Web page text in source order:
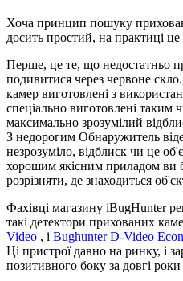
Хоча принцип пошуку
досить простий, на практиці це
Перше, це те, що недостатньо
подивитися через червоне
камер виготовлені з
спеціально виготовлені таким
максимально зрозумілий
З недорогим Обнаружитель
незрозуміло, відблиск чи це
хорошим якісним приладом ви
розрізняти, де знаходиться
Фахівці магазину iBugHunter
такі детектори прихованих
Video , і Bughunter D-Video
Ці пристрої давно на ринку, і
позитивного боку за довгі